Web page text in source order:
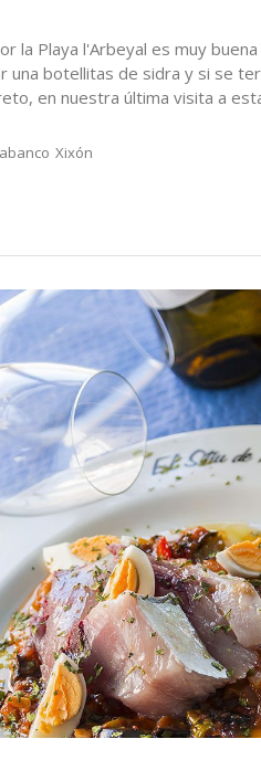
la Playa l'Arbeyal es muy
una botellitas de sidra y si se
en nuestra última visita a
Xixón